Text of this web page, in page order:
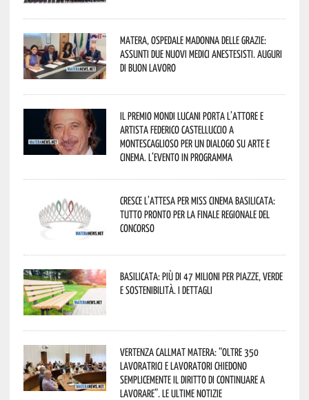
Matera, Ospedale Madonna delle Grazie:
assunti due nuovi medici anestesisti. Auguri
di buon lavoro
Il Premio Mondi Lucani porta l’attore e
artista Federico Castelluccio a
Montescaglioso per un dialogo su arte e
cinema. L’evento in programma
Cresce l’attesa per Miss Cinema Basilicata:
tutto pronto per la finale regionale del
concorso
Basilicata: più di 47 milioni per piazze, verde
e sostenibilità. I dettagli
Vertenza CallMat Matera: “Oltre 350
lavoratrici e lavoratori chiedono
semplicemente il diritto di continuare a
lavorare”. Le ultime notizie